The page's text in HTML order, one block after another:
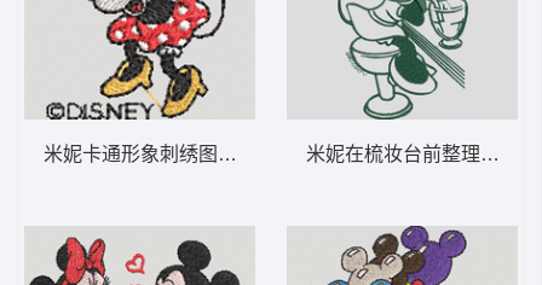
米妮卡通形象刺绣图案 米妮 47-DST格式米妮在梳妆台前整理头发